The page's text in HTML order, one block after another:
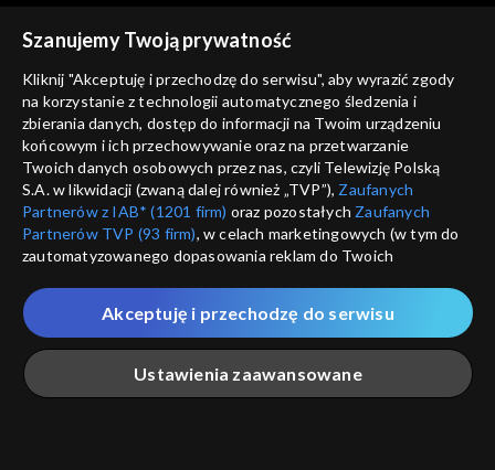
Pytanie dnia
09.03.2026 – Jakub Banaszak
Pytanie dnia
08.03.2026 – Henryka
Pytanie dnia
07.03.2026 – Miłosz Motyka
Pytanie dnia
06.03.2026 – Hanna
Szanujemy Twoją prywatność
Kliknij "Akceptuję i przechodzę do serwisu", aby wyrazić zgody
na korzystanie z technologii automatycznego śledzenia i
zbierania danych, dostęp do informacji na Twoim urządzeniu
końcowym i ich przechowywanie oraz na przetwarzanie
Twoich danych osobowych przez nas, czyli Telewizję Polską
S.A. w likwidacji (zwaną dalej również „TVP”), Zaufanych
Partnerów z IAB* (1201 firm) oraz pozostałych Zaufanych
Partnerów TVP (93 firm), w celach marketingowych (w tym do
zautomatyzowanego dopasowania reklam do Twoich
które wskazujemy poniżej, a także zgody na udostępnianie
przez nas identyfikatora PPID do Google.
Twoje dane osobowe zbierane podczas odwiedzania przez
Ciebie naszych
poszczególnych serwisówzwanych dalej
„Portalem”, w tym informacje zapisywane za pomocą
Ustawienia zaawansowane
Akceptuję i przechodzę do serwisu